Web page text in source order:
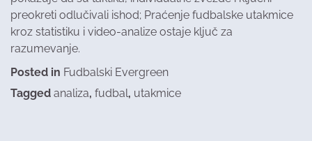
preokreti odlučivali ishod; Praćenje fudbalske utakmice
kroz statistiku i video-analize ostaje ključ za
razumevanje.
Posted in Fudbalski Evergreen
Tagged analiza, fudbal, utakmice